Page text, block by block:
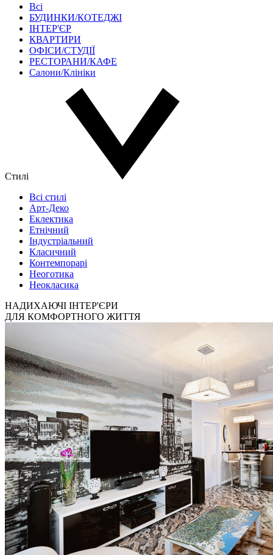
Всі
БУДИНКИ/КОТЕДЖІ
ІНТЕР'ЄР
КВАРТИРИ
ОФІСИ/СТУДІЇ
РЕСТОРАНИ/КАФЕ
Салони/Клініки
Cтилі
Всі стилі
Арт-Деко
Еклектика
Етнічний
Індустріальний
Класичний
Контемпорарі
Неоготика
Неокласика
НАДИХАЮЧІ ІНТЕР'ЄРИ
ДЛЯ КОМФОРТНОГО ЖИТТЯ